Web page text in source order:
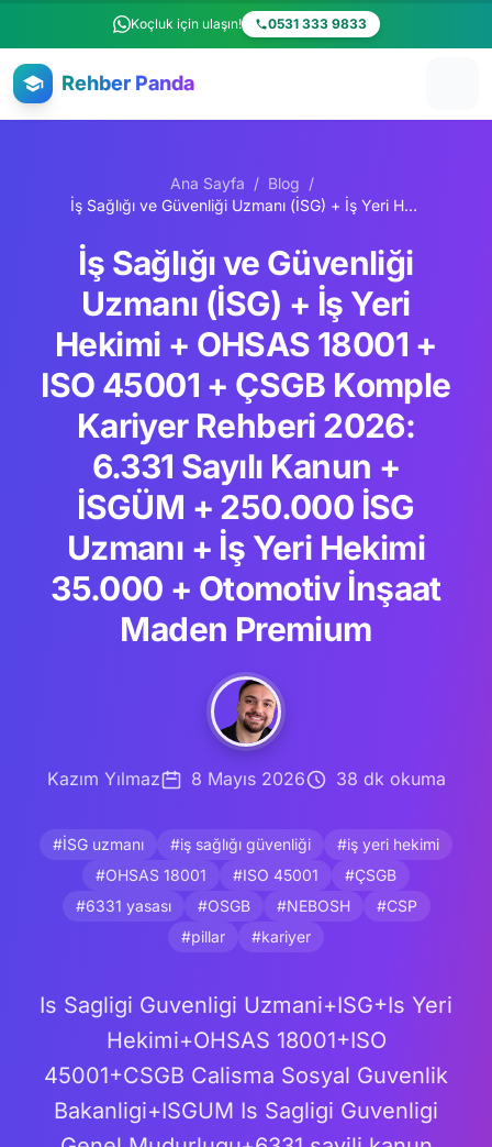
Ana içeriğe atlaKoçluk için ulaşın! 0531 333 9833
Rehber Panda
Ana Sayfa / Blog /
İş Sağlığı ve Güvenliği Uzmanı (İSG) + İş Yeri Hekimi + OHSAS 18001 + ISO 45001 + ÇSGB Komple Kariyer Rehberi 2026: 6.331 Sayılı Kanun + İSGÜM + 250.000 İSG Uzmanı + İş Yeri Hekimi 35.000 + Otomotiv İnşaat Maden Premium
İş Sağlığı ve Güvenliği
Uzmanı (İSG) + İş Yeri
Hekimi + OHSAS 18001 +
ISO 45001 + ÇSGB Komple
Kariyer Rehberi 2026:
6.331 Sayılı Kanun +
İSGÜM + 250.000 İSG
Uzmanı + İş Yeri Hekimi
35.000 + Otomotiv İnşaat
Maden Premium
Kazım Yılmaz 8 Mayıs 2026 38 dk okuma
#İSG uzmanı #iş sağlığı güvenliği
#iş yeri hekimi
#OHSAS 18001
#ISO 45001
#ÇSGB
#6331 yasası
#OSGB #NEBOSH
#CSP
#pillar
#kariyer
Is Sagligi Guvenligi Uzmani+ISG+Is Yeri
Hekimi+OHSAS 18001+ISO
45001+CSGB Calisma Sosyal Guvenlik
Bakanligi+ISGUM Is Sagligi Guvenligi